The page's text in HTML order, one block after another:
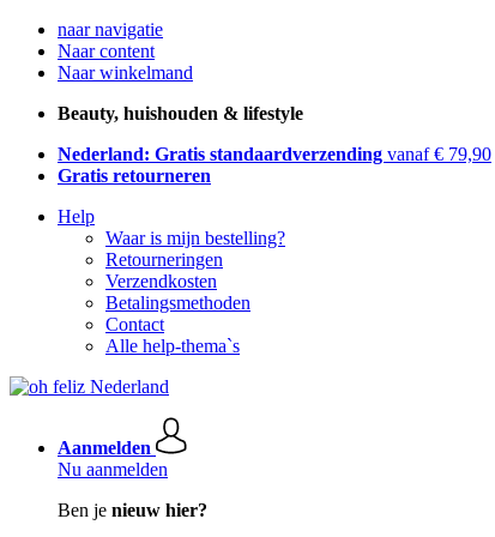
naar navigatie
Naar content
Naar winkelmand
Beauty, huishouden & lifestyle
Nederland: Gratis standaardverzending vanaf € 79,90
Gratis retourneren
Help
Waar is mijn bestelling?
Retourneringen
Verzendkosten
Betalingsmethoden
Contact
Alle help-thema`s
Aanmelden
Nu aanmelden
Ben je nieuw hier?